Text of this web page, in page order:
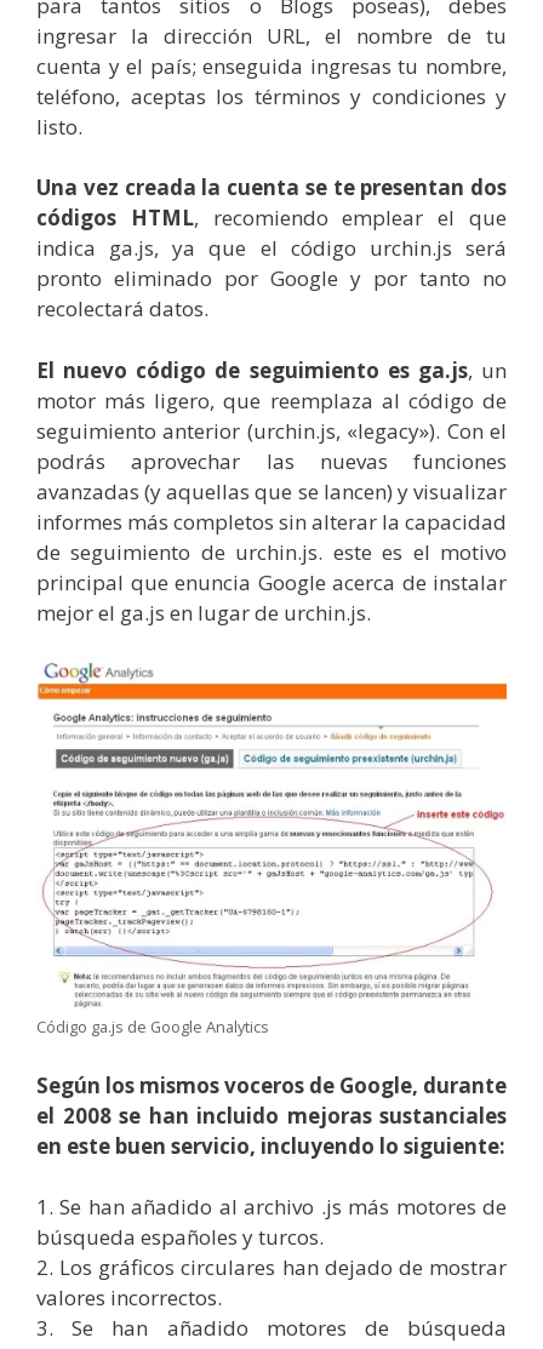
ingresar la dirección URL, el nombre de tu
cuenta y el país; enseguida ingresas tu nombre,
teléfono, aceptas los términos y condiciones y
listo.
Una vez creada la cuenta se te presentan dos
códigos HTML, recomiendo emplear el que
indica ga.js, ya que el código urchin.js será
pronto eliminado por Google y por tanto no
recolectará datos.
El nuevo código de seguimiento es ga.js, un
motor más ligero, que reemplaza al código de
seguimiento anterior (urchin.js, «legacy»). Con el
podrás aprovechar las nuevas funciones
avanzadas (y aquellas que se lancen) y visualizar
informes más completos sin alterar la capacidad
de seguimiento de urchin.js. este es el motivo
principal que enuncia Google acerca de instalar
mejor el ga.js en lugar de urchin.js.
Código ga.js de Google Analytics
Según los mismos voceros de Google, durante
el 2008 se han incluido mejoras sustanciales
en este buen servicio, incluyendo lo siguiente:
1. Se han añadido al archivo .js más motores de
búsqueda españoles y turcos.
2. Los gráficos circulares han dejado de mostrar
valores incorrectos.
3. Se han añadido motores de búsqueda